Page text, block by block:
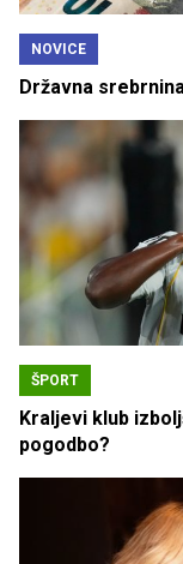
NOVICE
Državna
ŠPORT
Kraljevi klub
pogodbo?